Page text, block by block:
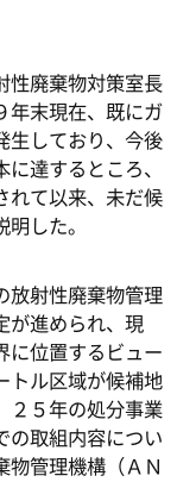
性廃棄物対策室長
年末現在、既にガ
生しており、今後
達するところ、
れて以来、未だ候
した。
放射性廃棄物管理
が進められ、現
に位置するビュー
トル区域が候補地
２５年の処分事業
の取組内容につい
物管理機構（ＡＮ